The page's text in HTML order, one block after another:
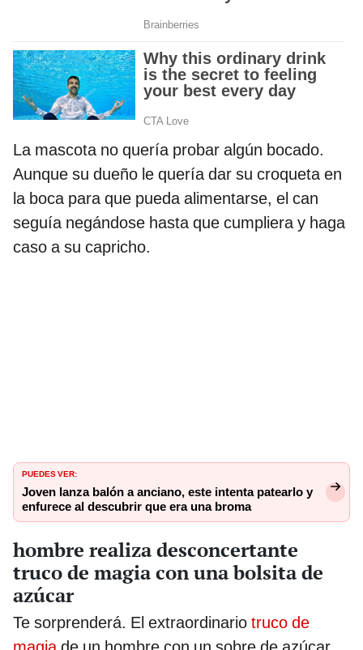
La mascota no quería probar algún bocado.
Aunque su dueño le quería dar su croqueta en
la boca para que pueda alimentarse, el can
seguía negándose hasta que cumpliera y haga
caso a su capricho.
PUEDES VER:
Joven lanza balón a anciano, este intenta patearlo y
enfurece al descubrir que era una broma
hombre realiza desconcertante
truco de magia con una bolsita de
azúcar
Te sorprenderá. El extraordinario truco de